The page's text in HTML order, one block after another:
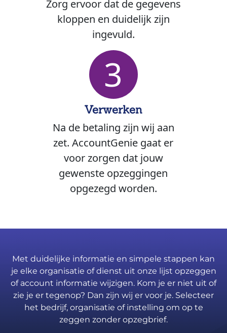
Zorg ervoor dat de gegevens
kloppen en duidelijk zijn
ingevuld.
3
Verwerken
Na de betaling zijn wij aan
zet. AccountGenie gaat er
voor zorgen dat jouw
gewenste opzeggingen
opgezegd worden.
Met duidelijke informatie en simpele stappen kan
je elke organisatie of dienst uit onze lijst opzeggen
of account informatie wijzigen. Kom je er niet uit of
zie je er tegenop? Dan zijn wij er voor je. Selecteer
het bedrijf, organisatie of instelling om op te
zeggen zonder opzegbrief.